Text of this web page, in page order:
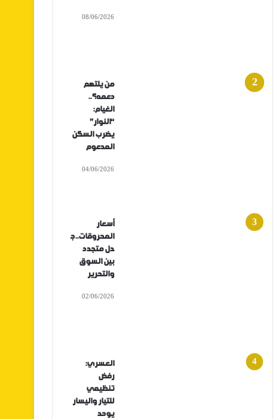
08/06/2026
من يلتهم
دعمه؟..
الغيام:
“النوار”
يضرب السكن
المدعوم
04/06/2026
أسعار
المحروقات..ج
دل متجدد
بين السوق
والتحرير
02/06/2026
العسري:
رفض
تنظيمي
للتيار واليسار
يوحد